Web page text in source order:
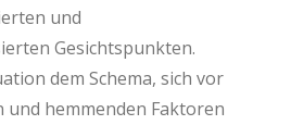
und
Gesichtspunkten.
dem Schema, sich vor
hemmenden Faktoren